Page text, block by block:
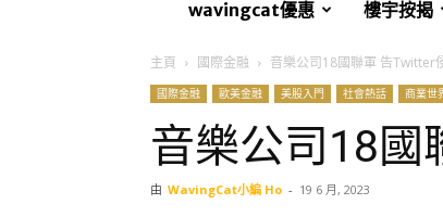
wavingcat優惠
樓宇按揭
主頁 國際金融 音樂公司18國聯軍 告Twitter
國際金融 歐美金融 美股入門 社會熱話 商業世
音樂公司18國
由 WavingCat小編 Ho - 19 6 月, 2023